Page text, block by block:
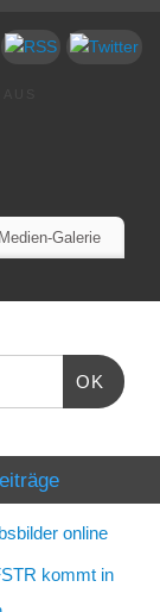
Medien-Galerie
OK
online
kommt in